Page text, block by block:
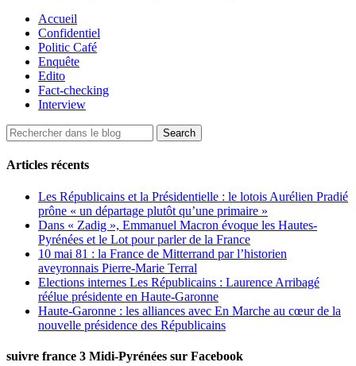
Accueil
Confidentiel
Politic Café
Enquête
Edito
Fact-checking
Interview
Articles récents
Les Républicains et la Présidentielle : le lotois Aurélien Pradié
prône « un départage plutôt qu’une primaire »
Dans « Zadig », Emmanuel Macron évoque les Hautes-
Pyrénées et le Lot pour parler de la France
10 mai 81 : la France de Mitterrand par l’historien
aveyronnais Pierre-Marie Terral
Elections internes Les Républicains : Laurence Arribagé
réélue présidente en Haute-Garonne
Haute-Garonne : les alliances avec En Marche au cœur de la
nouvelle présidence des Républicains
suivre france 3 Midi-Pyrénées sur Facebook